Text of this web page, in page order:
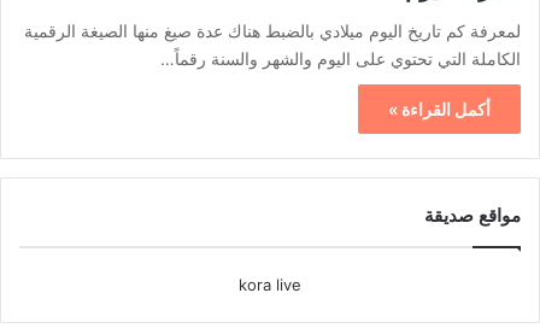
لمعرفة كم تاريخ اليوم ميلادي بالضبط هناك عدة صيغ منها الصيغة الرقمية
الكاملة التي تحتوي على اليوم والشهر والسنة رقماً…
أكمل القراءة »
مواقع صديقة
kora live